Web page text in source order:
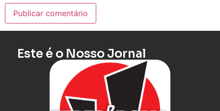
Este é o Nosso Jornal